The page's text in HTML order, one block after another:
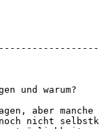
und warum?
aber
noch nicht